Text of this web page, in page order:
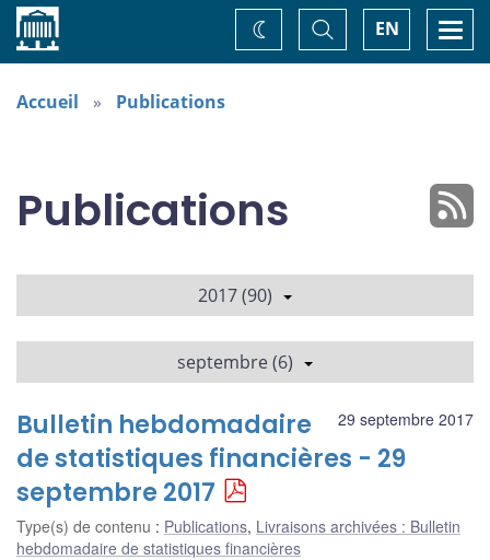
Accueil EN
Basculer
la
recherche
Changez
de
Accueil Publications
Publications
2017 (90)
septembre (6)
29 septembre 2017
Bulletin hebdomadaire
de statistiques financières - 29
septembre 2017
Type(s) de contenu : Publications, Livraisons archivées : Bulletin
hebdomadaire de statistiques financières